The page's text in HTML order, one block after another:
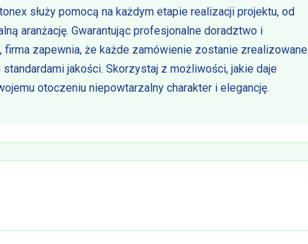
służy pomocą na każdym etapie realizacji projektu, od
aranżację. Gwarantując profesjonalne doradztwo i
firma zapewnia, że każde zamówienie zostanie zrealizowane
jakości. Skorzystaj z możliwości, jakie daje
otoczeniu niepowtarzalny charakter i elegancję.